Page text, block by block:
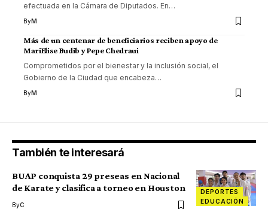
efectuada en la Cámara de Diputados. En…
ByM
Más de un centenar de beneficiarios reciben apoyo de
MariElise Budib y Pepe Chedraui
Comprometidos por el bienestar y la inclusión social, el
Gobierno de la Ciudad que encabeza…
ByM
También te interesará
DEPORTES
EDUCACIÓN
BUAP conquista 29 preseas en Nacional
de Karate y clasifica a torneo en Houston
ByC